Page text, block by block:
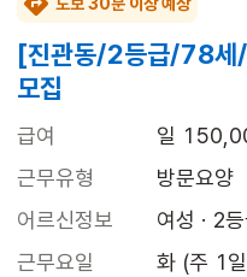
[진관동/2등급/78세/
모집
급여
일
근무유형
방문요양
어르신정보
여성 · 2
근무요일
화 (주 1